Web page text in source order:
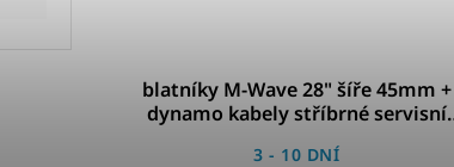
blatníky M-Wave 28" šíře 45mm +
dynamo kabely stříbrné servisní
3 - 10 DNÍ